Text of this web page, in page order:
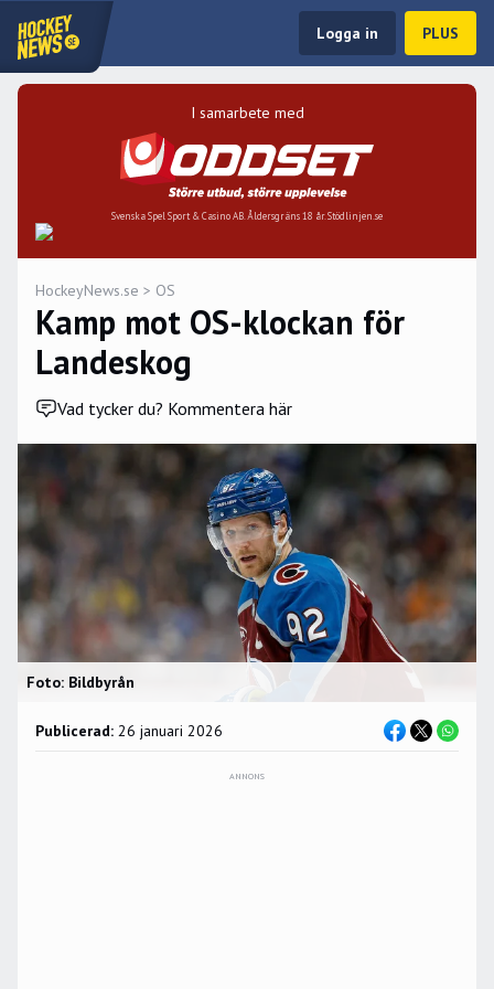
Logga in PLUS
I samarbete med
Svenska Spel Sport & Casino AB. Åldersgräns 18 år. Stödlinjen.se
HockeyNews.se > OS
Kamp mot OS-klockan för
Landeskog
Vad tycker du? Kommentera här
Foto: Bildbyrån
Publicerad: 26 januari 2026
ANNONS